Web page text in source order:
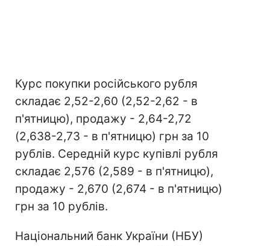
Курс покупки російського рубля
складає 2,52-2,60 (2,52-2,62 - в
п'ятницю), продажу - 2,64-2,72
(2,638-2,73 - в п'ятницю) грн за 10
рублів. Середній курс купівлі рубля
складає 2,576 (2,589 - в п'ятницю),
продажу - 2,670 (2,674 - в п'ятницю)
грн за 10 рублів.
Національний банк України (НБУ)